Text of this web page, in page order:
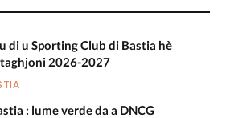
di u Sporting Club di Bastia hè
2026-2027
: lume verde da a DNCG